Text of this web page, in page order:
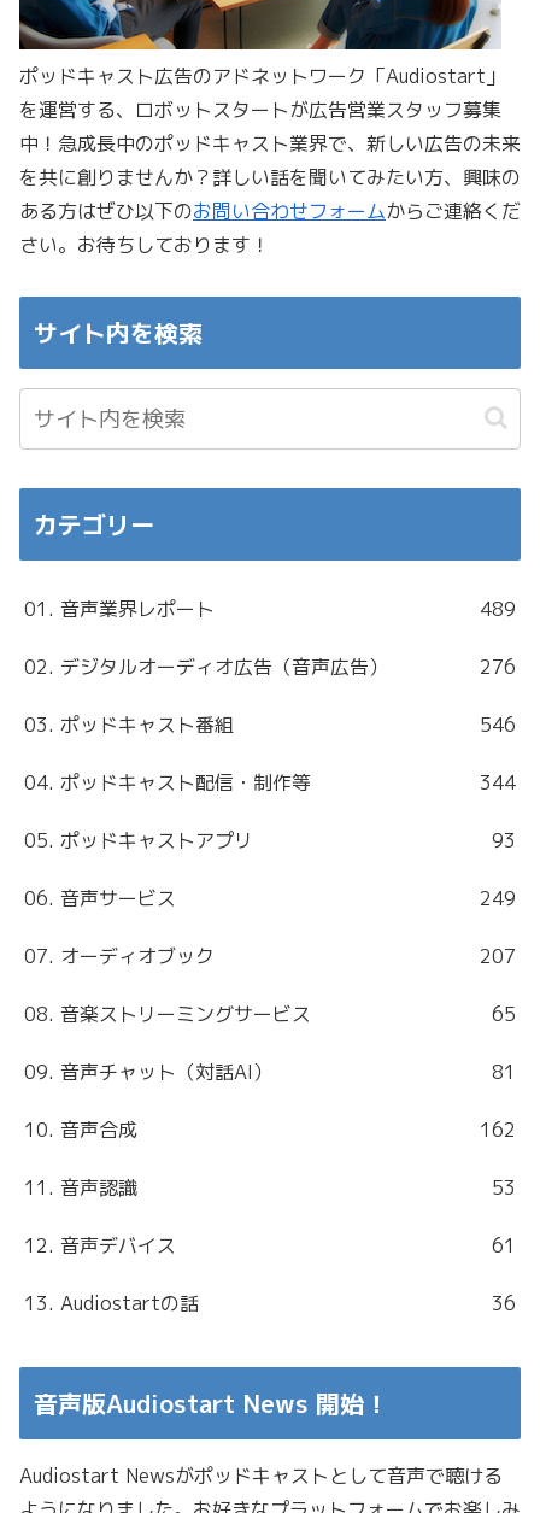
ポッドキャスト広告のアドネットワーク「Audiostart」
を運営する、ロボットスタートが広告営業スタッフ募集
中！急成長中のポッドキャスト業界で、新しい広告の未来
を共に創りませんか？詳しい話を聞いてみたい方、興味の
ある方はぜひ以下のお問い合わせフォームからご連絡くだ
さい。お待ちしております！
サイト内を検索
カテゴリー
01. 音声業界レポート 489
02. デジタルオーディオ広告（音声広告） 276
03. ポッドキャスト番組 546
04. ポッドキャスト配信・制作等 344
05. ポッドキャストアプリ 93
06. 音声サービス 249
07. オーディオブック 207
08. 音楽ストリーミングサービス 65
09. 音声チャット（対話AI） 81
10. 音声合成 162
11. 音声認識 53
12. 音声デバイス 61
13. Audiostartの話 36
音声版Audiostart News 開始！
Audiostart Newsがポッドキャストとして音声で聴ける